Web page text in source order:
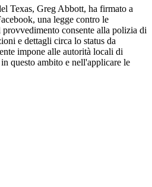
Texas, Greg Abbott, ha firmato a
una legge contro le
consente alla polizia di
e dettagli circa lo status da
impone alle autorità locali di
questo ambito e nell'applicare le